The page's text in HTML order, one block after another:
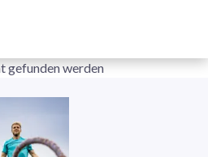
gefunden werden